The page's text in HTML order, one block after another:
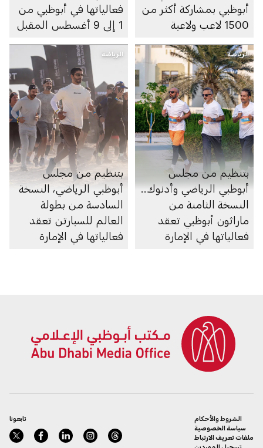
أبوظبي بمشاركة أكثر من
1500 لاعب ولاعبة
فعالياتها في أبوظبي من
1 إلى 9 أغسطس المقبل
الرياضة
بتنظيم من مجلس
أبوظبي الرياضي وأدنوك..
النسخة الثامنة من
ماراثون أبوظبي تعقد
فعالياتها في الإمارة
الرياضة
بتنظيم من مجلس
أبوظبي الرياضي، النسخة
السادسة من بطولة
العالم للسبارتن تعقد
فعالياتها في الإمارة
تابعونا
الشروط والأحكام
سياسة الخصوصية
ملفات تعريف الارتباط